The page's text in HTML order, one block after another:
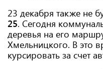
23 декабря также не
25. Сегодня
деревья на его
Хмельницкого. В это
курсировать за счет